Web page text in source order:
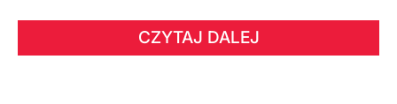
CZYTAJ DALEJ